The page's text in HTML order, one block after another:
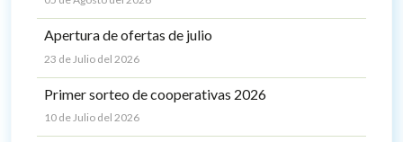
Apertura de ofertas de julio
23 de Julio del 2026
Primer sorteo de cooperativas 2026
10 de Julio del 2026